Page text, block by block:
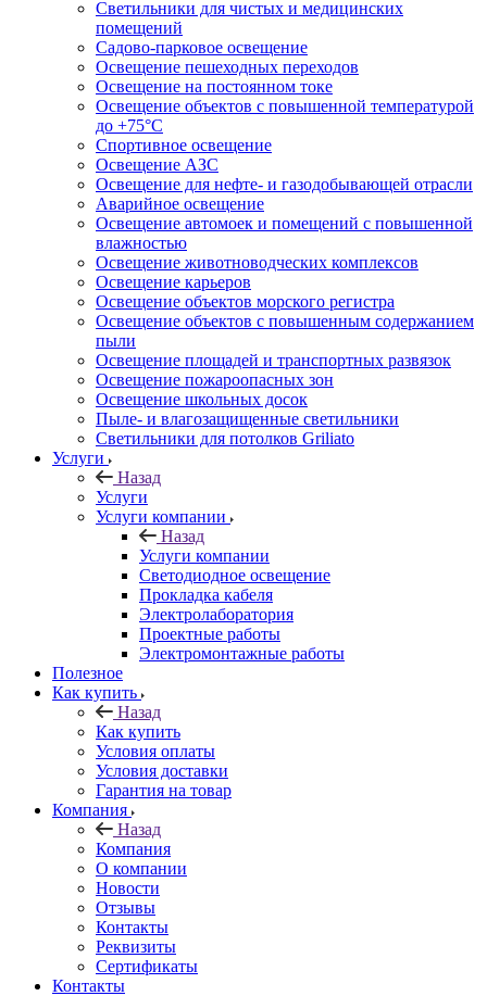
Светильники для чистых и медицинских
помещений
Садово-парковое освещение
Освещение пешеходных переходов
Освещение на постоянном токе
Освещение объектов с повышенной температурой
до +75°C
Спортивное освещение
Освещение АЗС
Освещение для нефте- и газодобывающей отрасли
Аварийное освещение
Освещение автомоек и помещений с повышенной
влажностью
Освещение животноводческих комплексов
Освещение карьеров
Освещение объектов морского регистра
Освещение объектов с повышенным содержанием
пыли
Освещение площадей и транспортных развязок
Освещение пожароопасных зон
Освещение школьных досок
Пыле- и влагозащищенные светильники
Светильники для потолков Griliato
Услуги
Назад
Услуги
Услуги компании
Назад
Услуги компании
Светодиодное освещение
Прокладка кабеля
Электролаборатория
Проектные работы
Электромонтажные работы
Полезное
Как купить
Назад
Как купить
Условия оплаты
Условия доставки
Гарантия на товар
Компания
Назад
Компания
О компании
Новости
Отзывы
Контакты
Реквизиты
Сертификаты
Контакты